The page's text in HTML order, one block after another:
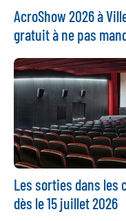
AcroShow 2026 à
gratuit à ne pas
Les sorties dans les
dès le 15 juillet 2026